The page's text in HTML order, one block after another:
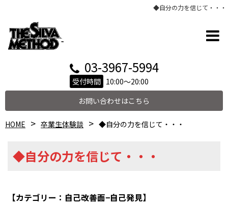
◆自分の力を信じて・・・
03-3967-5994
受付時間 10:00～20:00
お問い合わせはこちら
HOME 卒業生体験談 ◆自分の力を信じて・・・
◆自分の力を信じて・・・
【カテゴリー：自己改善面−自己発見】